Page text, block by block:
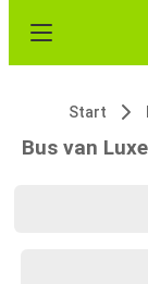
Start
Bus van